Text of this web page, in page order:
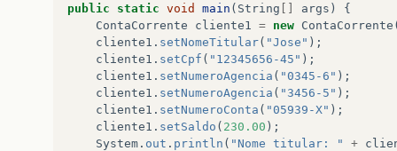
public double getSaldo()
{
return
saldo;
public void setSaldo (double saldo )
if
(saldo > 0)
{
this
saldo = saldo ;
System
out .println("Saldo positivo");
public static void main ( String args )
{
ContaCorrente
cliente1 = new ContaCorrente
cliente1 . setNomeTitular( "Jose" );
cliente1 . setCpf ( "12345656-45" );
cliente1 . setNumeroAgencia ( "0345-6" );
cliente1 . setNumeroAgencia ( "3456-5" );
cliente1 . setNumeroConta ( "05939-X" );
cliente1 . setSaldo ( 230.00 );
System . out . println ( "Nome titular: " +